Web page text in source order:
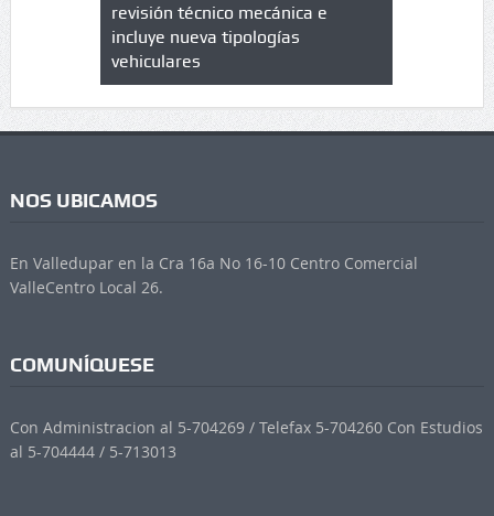
en
revisión técnico mecánica e
incluye nueva tipologías
vehiculares
NOS UBICAMOS
En Valledupar en la Cra 16a No 16-10 Centro Comercial
ValleCentro Local 26.
COMUNÍQUESE
Con Administracion al 5-704269 / Telefax 5-704260 Con Estudios
al 5-704444 / 5-713013